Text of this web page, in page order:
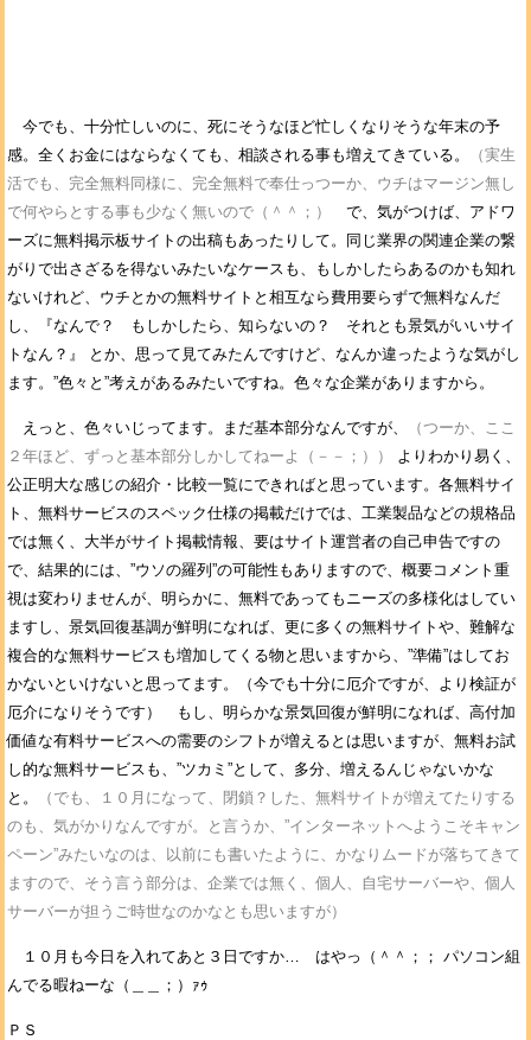
今でも、十分忙しいのに、死にそうなほど忙しくなりそうな年末の予
感。全くお金にはならなくても、相談される事も増えてきている。
（実生
活でも、完全無料同様に、完全無料で奉仕っつーか、ウチはマージン無し
で何やらとする事も少なく無いので（＾＾；）
で、気がつけば、アドワ
ーズに無料掲示板サイトの出稿もあったりして。同じ業界の関連企業の繋
がりで出さざるを得ないみたいなケースも、もしかしたらあるのかも知れ
ないけれど、ウチとかの無料サイトと相互なら費用要らずで無料なんだ
し、『なんで？ もしかしたら、知らないの？ それとも景気がいいサイ
トなん？』 とか、思って見てみたんですけど、なんか違ったような気がし
ます。”色々と”考えがあるみたいですね。色々な企業がありますから。
えっと、色々いじってます。まだ基本部分なんですが、
（つーか、ここ
２年ほど、ずっと基本部分しかしてねーよ（－－；））
よりわかり易く、
公正明大な感じの紹介・比較一覧にできればと思っています。各無料サイ
ト、無料サービスのスペック仕様の掲載だけでは、工業製品などの規格品
では無く、大半がサイト掲載情報、要はサイト運営者の自己申告ですの
で、結果的には、”ウソの羅列”の可能性もありますので、概要コメント重
視は変わりませんが、明らかに、無料であってもニーズの多様化はしてい
ますし、景気回復基調が鮮明になれば、更に多くの無料サイトや、難解な
複合的な無料サービスも増加してくる物と思いますから、”準備”はしてお
かないといけないと思ってます。（今でも十分に厄介ですが、より検証が
厄介になりそうです） もし、明らかな景気回復が鮮明になれば、高付加
価値な有料サービスへの需要のシフトが増えるとは思いますが、無料お試
し的な無料サービスも、”ツカミ”として、多分、増えるんじゃないかな
と。
（でも、１０月になって、閉鎖？した、無料サイトが増えてたりする
のも、気がかりなんですが。と言うか、”インターネットへようこそキャン
ペーン”みたいなのは、以前にも書いたように、かなりムードが落ちてきて
ますので、そう言う部分は、企業では無く、個人、自宅サーバーや、個人
サーバーが担うご時世なのかなとも思いますが）
１０月も今日を入れてあと３日ですか… はやっ（＾＾；； パソコン組
んでる暇ねーな（＿＿；）ｧｩ
ＰＳ